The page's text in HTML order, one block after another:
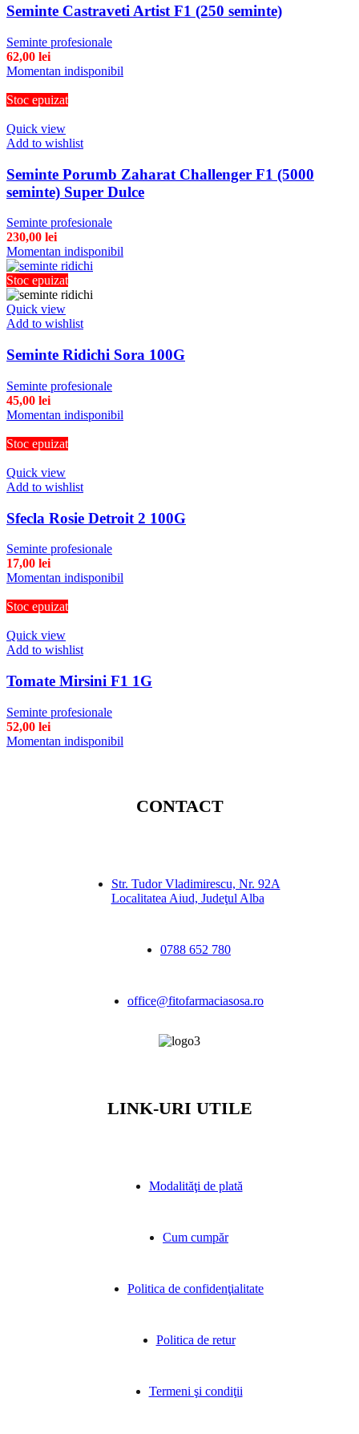
Seminte Castraveti Artist F1 (250 seminte)
Seminte profesionale
62,00 lei
Momentan indisponibil
Stoc epuizat
Quick view
Add to wishlist
Seminte Porumb Zaharat Challenger F1 (5000
seminte) Super Dulce
Seminte profesionale
230,00 lei
Momentan indisponibil
Stoc epuizat
Quick view
Add to wishlist
Seminte Ridichi Sora 100G
Seminte profesionale
45,00 lei
Momentan indisponibil
Stoc epuizat
Quick view
Add to wishlist
Sfecla Rosie Detroit 2 100G
Seminte profesionale
17,00 lei
Momentan indisponibil
Stoc epuizat
Quick view
Add to wishlist
Tomate Mirsini F1 1G
Seminte profesionale
52,00 lei
Momentan indisponibil
CONTACT
Str. Tudor Vladimirescu, Nr. 92A
Localitatea Aiud, Judeţul Alba
0788 652 780
office@fitofarmaciasosa.ro
LINK-URI UTILE
Modalităţi de plată
Cum cumpăr
Politica de confidenţialitate
Politica de retur
Termeni şi condiţii